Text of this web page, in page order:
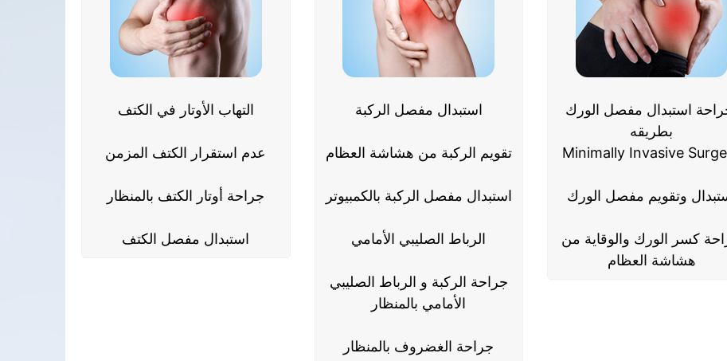
التهاب الأوتار في الكتف
عدم استقرار الكتف المزمن
جراحة أوتار الكتف بالمنظار
استبدال مفصل الكتف
استبدال مفصل الركبة
تقويم الركبة من هشاشة العظام
استبدال مفصل الركبة بالكمبيوتر
الرباط الصليبي الأمامي
جراحة الركبة و الرباط الصليبي
الأمامي بالمنظار
جراحة الغضروف بالمنظار
استبدال مفصل الورك
بطريقه
Minimally Invasive
وتقويم مفصل الورك
كسر الورك والوقاية من
هشاشة العظام